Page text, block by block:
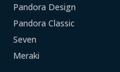
Pandora Design
Pandora Classic
Seven
Meraki